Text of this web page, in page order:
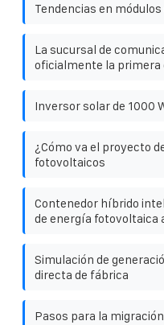
Tendencias en módulos
La sucursal de
oficialmente la primera
Inversor solar de 1000
¿Cómo va el proyecto
fotovoltaicos
Contenedor híbrido
de energía fotovoltaica
Simulación de
directa de fábrica
Pasos para la